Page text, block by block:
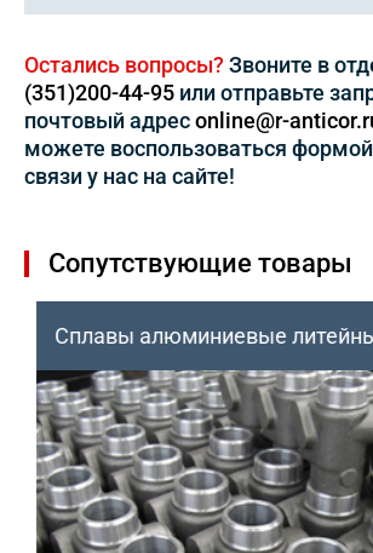
Остались вопросы? Звоните в
(351)200-44-95 или отправьте
почтовый адресonline@r-
можете воспользоваться
связи у нас на сайте!
Сопутствующие товары
Сплавы алюминиевые